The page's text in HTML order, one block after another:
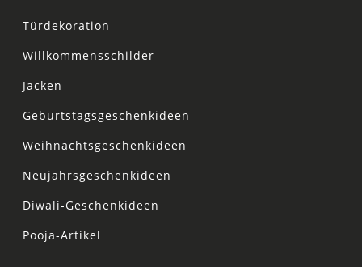
Türdekoration
Willkommensschilder
Jacken
Geburtstagsgeschenkideen
Weihnachtsgeschenkideen
Neujahrsgeschenkideen
Diwali-Geschenkideen
Pooja-Artikel